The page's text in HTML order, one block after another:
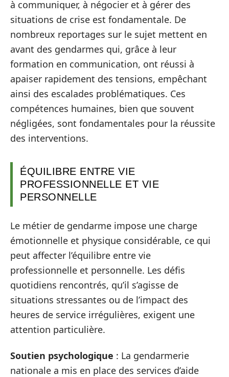
à communiquer, à négocier et à gérer des
situations de crise est fondamentale. De
nombreux reportages sur le sujet mettent en
avant des gendarmes qui, grâce à leur
formation en communication, ont réussi à
apaiser rapidement des tensions, empêchant
ainsi des escalades problématiques. Ces
compétences humaines, bien que souvent
négligées, sont fondamentales pour la réussite
des interventions.
ÉQUILIBRE ENTRE VIE
PROFESSIONNELLE ET VIE
PERSONNELLE
Le métier de gendarme impose une charge
émotionnelle et physique considérable, ce qui
peut affecter l’équilibre entre vie
professionnelle et personnelle. Les défis
quotidiens rencontrés, qu’il s’agisse de
situations stressantes ou de l’impact des
heures de service irrégulières, exigent une
attention particulière.
Soutien psychologique : La gendarmerie
nationale a mis en place des services d’aide